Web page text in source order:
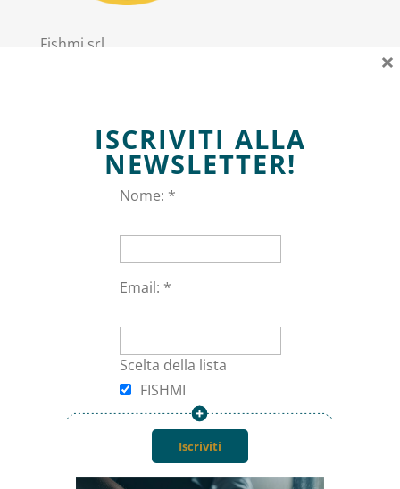
Fishmi srl
Informazioni
Carrello
ISCRIVITI ALLA
NEWSLETTER!
Nome: *
Email: *
Scelta della lista
FISHMI
×